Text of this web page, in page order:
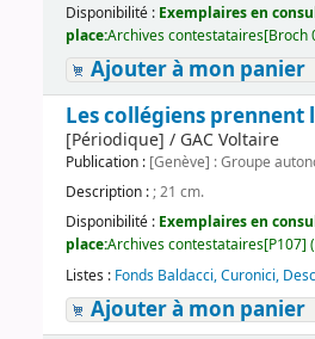
Disponibilité : Exemplaires en
place:Archives contestataires[Broch
Ajouter à mon panier
Les collégiens prennent
[Périodique] / GAC Voltaire
Publication : [Genève] : Groupe
Description :; 21 cm.
Disponibilité : Exemplaires en
place:Archives contestataires[P107]
Listes : Fonds Baldacci, Curonici,
Ajouter à mon panier